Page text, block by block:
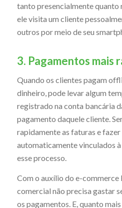
tanto presencialmente quanto
ele visita um cliente
outros por meio de seu
3. Pagamentos mais
Quando os clientes pagam
dinheiro, pode levar algum
registrado na conta bancária
pagamento daquele cliente.
rapidamente as faturas e
automaticamente vinculados
esse processo.
Com o auxílio do e-commerce
comercial não precisa gastar
os pagamentos. E, quanto